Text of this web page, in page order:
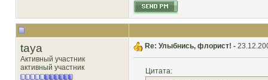
taya
Активный участник
активный участник
Re: Улыбнись, флорист! -
Цитата: